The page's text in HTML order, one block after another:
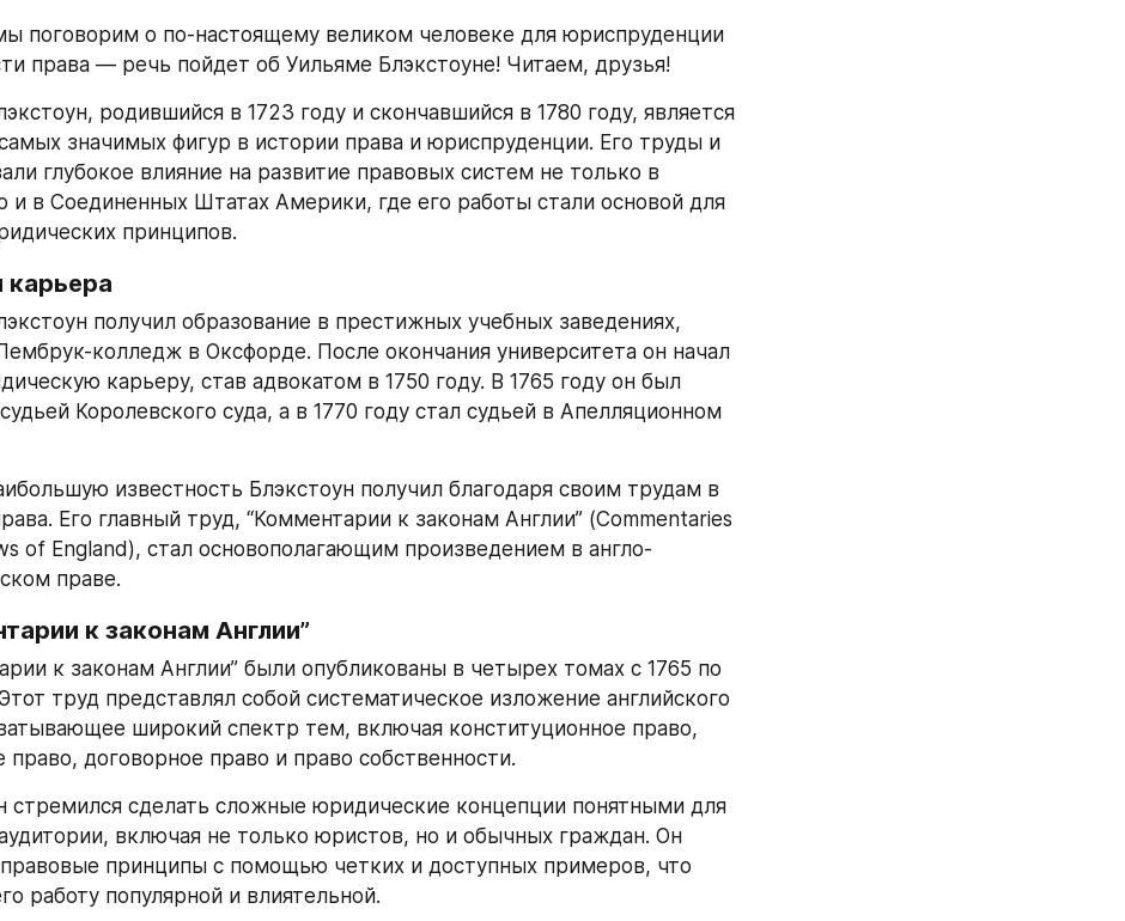
поговорим о по-настоящему великом человеке для юриспруденции
права — речь пойдет об Уильяме Блэкстоуне! Читаем, друзья!
родившийся в 1723 году и скончавшийся в 1780 году, является
значимых фигур в истории права и юриспруденции. Его труды и
глубокое влияние на развитие правовых систем не только в
и в Соединенных Штатах Америки, где его работы стали основой для
принципов.
получил образование в престижных учебных заведениях,
колледж в Оксфорде. После окончания университета он начал
карьеру, став адвокатом в 1750 году. В 1765 году он был
Королевского суда, а в 1770 году стал судьей в Апелляционном
известность Блэкстоун получил благодаря своим трудам в
Его главный труд, “Комментарии к законам Англии” (Commentaries
of England), стал основополагающим произведением в англо-
праве.
к законам Англии”
к законам Англии” были опубликованы в четырех томах с 1765 по
труд представлял собой систематическое изложение английского
широкий спектр тем, включая конституционное право,
право, договорное право и право собственности.
стремился сделать сложные юридические концепции понятными для
включая не только юристов, но и обычных граждан. Он
правовые принципы с помощью четких и доступных примеров, что
работу популярной и влиятельной.